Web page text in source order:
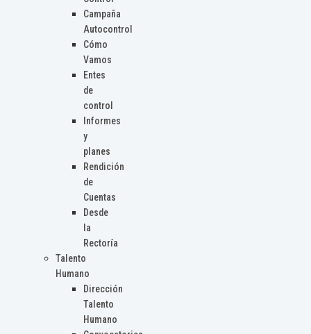
Campaña
Autocontrol
Cómo
Vamos
Entes
de
control
Informes
y
planes
Rendición
de
Cuentas
Desde
la
Rectoría
Talento
Humano
Dirección
Talento
Humano